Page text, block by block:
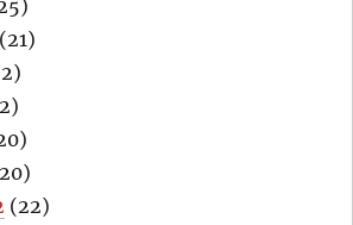
(21)
(22)